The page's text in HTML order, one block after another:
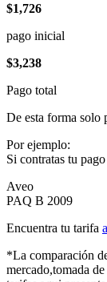
$1,726
pago inicial
$3,238
Pago total
De esta forma solo
Por ejemplo:
Si contratas tu
Aveo
PAQ B 2009
Encuentra tu tarifa
*La comparación
mercado,tomada